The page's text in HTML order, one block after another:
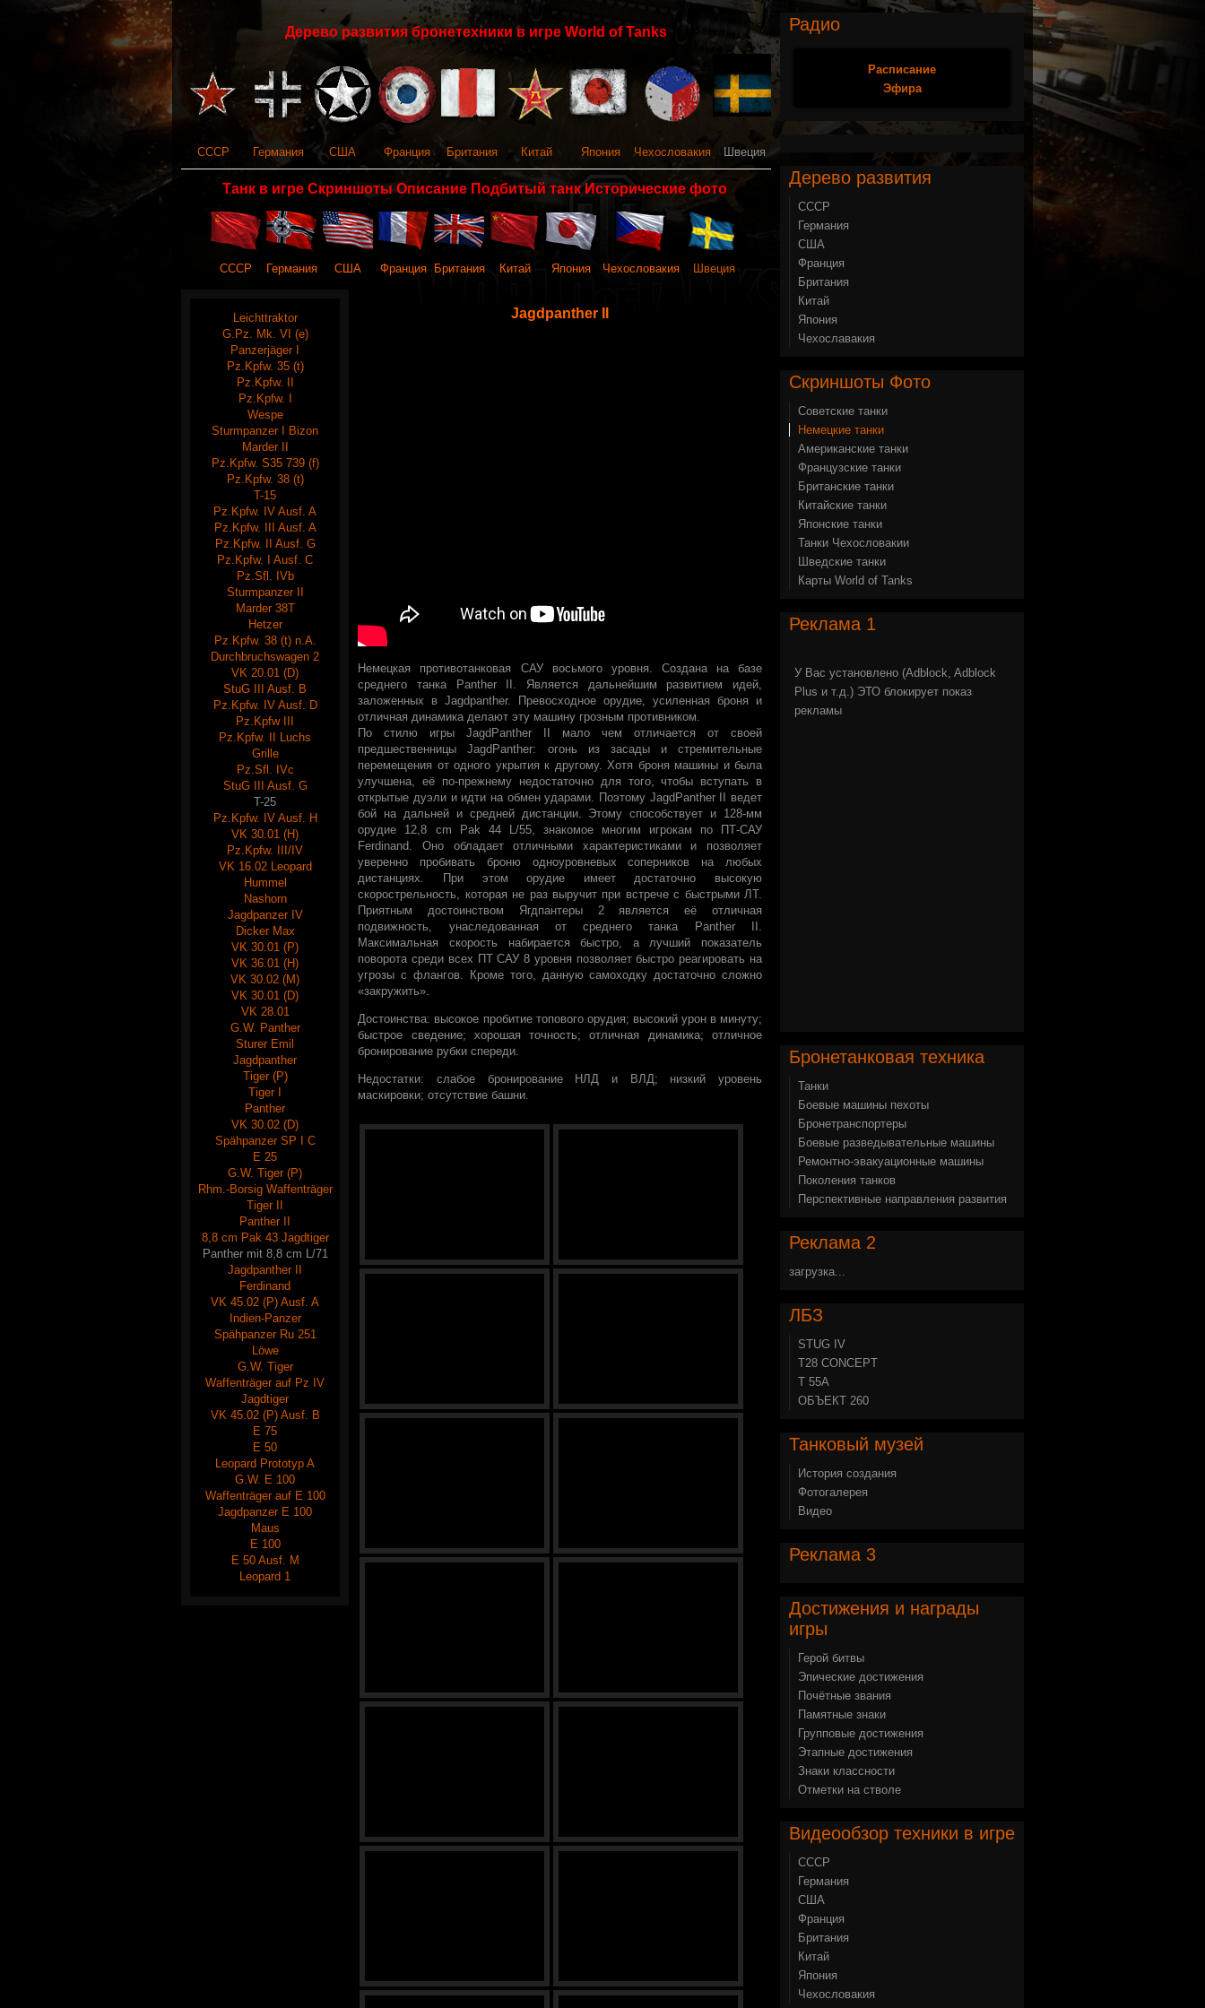
Дерево развития бронетехники в игре World of Tanks
СССР Германия США Франция Британия Китай Япония Чехословакия Швеция
Танк в игре Скриншоты Описание Подбитый танк Исторические фото
СССР Германия США Франция Британия Китай Япония Чехословакия Швеция
Leichttraktor
G.Pz. Mk. VI (e)
Panzerjäger I
Pz.Kpfw. 35 (t)
Pz.Kpfw. II
Pz.Kpfw. I
Wespe
Sturmpanzer I Bizon
Marder II
Pz.Kpfw. S35 739 (f)
Pz.Kpfw. 38 (t)
T-15
Pz.Kpfw. IV Ausf. A
Pz.Kpfw. III Ausf. A
Pz.Kpfw. II Ausf. G
Pz.Kpfw. I Ausf. C
Pz.Sfl. IVb
Sturmpanzer II
Marder 38T
Hetzer
Pz.Kpfw. 38 (t) n.A.
Durchbruchswagen 2
VK 20.01 (D)
StuG III Ausf. B
Pz.Kpfw. IV Ausf. D
Pz.Kpfw III
Pz.Kpfw. II Luchs
Grille
Pz.Sfl. IVc
StuG III Ausf. G
T-25
Pz.Kpfw. IV Ausf. H
VK 30.01 (H)
Pz.Kpfw. III/IV
VK 16.02 Leopard
Hummel
Nashorn
Jagdpanzer IV
Dicker Max
VK 30.01 (P)
VK 36.01 (H)
VK 30.02 (M)
VK 30.01 (D)
VK 28.01
G.W. Panther
Sturer Emil
Jagdpanther
Tiger (P)
Tiger I
Panther
VK 30.02 (D)
Spähpanzer SP I C
E 25
G.W. Tiger (P)
Rhm.-Borsig Waffenträger
Tiger II
Panther II
8,8 cm Pak 43 Jagdtiger
Panther mit 8,8 cm L/71
Jagdpanther II
Ferdinand
VK 45.02 (P) Ausf. A
Indien-Panzer
Spähpanzer Ru 251
Löwe
G.W. Tiger
Waffenträger auf Pz IV
Jagdtiger
VK 45.02 (P) Ausf. B
E 75
E 50
Leopard Prototyp A
G.W. E 100
Waffenträger auf E 100
Jagdpanzer E 100
Maus
E 100
E 50 Ausf. M
Leopard 1
Jagdpanther II
Немецкая противотанковая САУ восьмого уровня. Создана на базе
среднего танка Panther II. Является дальнейшим развитием идей,
заложенных в Jagdpanther. Превосходное орудие, усиленная броня и
отличная динамика делают эту машину грозным противником.
По стилю игры JagdPanther II мало чем отличается от своей
предшественницы JagdPanther: огонь из засады и стремительные
перемещения от одного укрытия к другому. Хотя броня машины и была
улучшена, её по-прежнему недостаточно для того, чтобы вступать в
открытые дуэли и идти на обмен ударами. Поэтому JagdPanther II ведет
бой на дальней и средней дистанции. Этому способствует и 128-мм
орудие 12,8 cm Pak 44 L/55, знакомое многим игрокам по ПТ-САУ
Ferdinand. Оно обладает отличными характеристиками и позволяет
уверенно пробивать броню одноуровневых соперников на любых
дистанциях. При этом орудие имеет достаточно высокую
скорострельность, которая не раз выручит при встрече с быстрыми ЛТ.
Приятным достоинством Ягдпантеры 2 является её отличная
подвижность, унаследованная от среднего танка Panther II.
Максимальная скорость набирается быстро, а лучший показатель
поворота среди всех ПТ САУ 8 уровня позволяет быстро реагировать на
угрозы с флангов. Кроме того, данную самоходку достаточно сложно
«закружить».
Достоинства: высокое пробитие топового орудия; высокий урон в минуту;
быстрое сведение; хорошая точность; отличная динамика; отличное
бронирование рубки спереди.
Недостатки: слабое бронирование НЛД и ВЛД; низкий уровень
маскировки; отсутствие башни.
Радио
Расписание
Эфира
Дерево развития
СССР
Германия
США
Франция
Британия
Китай
Япония
Чехославакия
Скриншоты Фото
Советские танки
Немецкие танки
Американские танки
Французские танки
Британские танки
Китайские танки
Японские танки
Танки Чехословакии
Шведские танки
Карты World of Tanks
Реклама 1
У Вас установлено (Adblock, Adblock
Plus и т.д.) ЭТО блокирует показ
рекламы
Бронетанковая техника
Танки
Боевые машины пехоты
Бронетранспортеры
Боевые разведывательные машины
Ремонтно-эвакуационные машины
Поколения танков
Перспективные направления развития
Реклама 2
загрузка...
ЛБЗ
STUG IV
Т28 CONCEPT
Т 55А
ОБЪЕКТ 260
Танковый музей
История создания
Фотогалерея
Видео
Реклама 3
Достижения и награды
игры
Герой битвы
Эпические достижения
Почётные звания
Памятные знаки
Групповые достижения
Этапные достижения
Знаки классности
Отметки на стволе
Видеообзор техники в игре
СССР
Германия
США
Франция
Британия
Китай
Япония
Чехословакия